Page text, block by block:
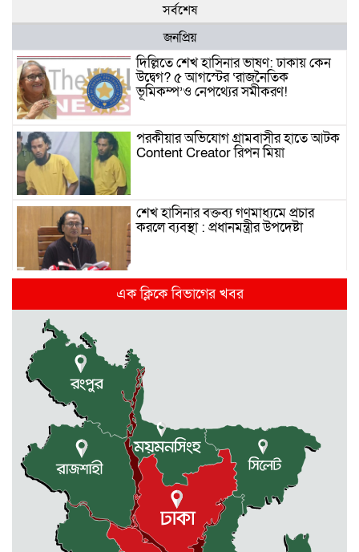
সর্বশেষ
জনপ্রিয়
দিল্লিতে শেখ হাসিনার ভাষণ: ঢাকায় কেন
উদ্বেগ? ৫ আগস্টের ‘রাজনৈতিক
ভূমিকম্প’ও নেপথ্যের সমীকরণ!
পরকীয়ার অভিযোগ গ্রামবাসীর হাতে আটক
Content Creator রিপন মিয়া
শেখ হাসিনার বক্তব্য গণমাধ্যমে প্রচার
করলে ব্যবস্থা : প্রধানমন্ত্রীর উপদেষ্টা
দিল্লিতে হাসিনার গণমাধ্যমে ভাষণ নিয়ে যা
বলছে ভারত
রাজধানীর তিন ক্যাম্পাসে ছাত্রদল-
ছাত্রশিবির দফায় দফায় সংঘর্ষ
সরকারের ফ্যামিলি কার্ড কার্যক্রম
বাস্তবায়নে ব্যয় ২০০০ কোটি টাকা
মোহনগঞ্জে কর্মস্থলেই অসুস্থ- রক্তবমির পর
প্রাণ গেল স্বাস্থ্য কর্মকর্তার
এক ক্লিকে বিভাগের খবর